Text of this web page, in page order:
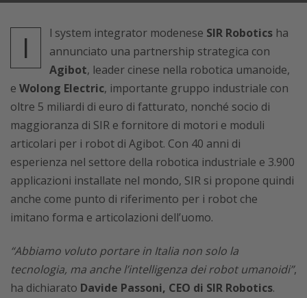
I l system integrator modenese SIR Robotics ha
annunciato una partnership strategica con
Agibot, leader cinese nella robotica umanoide,
e Wolong Electric, importante gruppo industriale con
oltre 5 miliardi di euro di fatturato, nonché socio di
maggioranza di SIR e fornitore di motori e moduli
articolari per i robot di Agibot. Con 40 anni di
esperienza nel settore della robotica industriale e 3.900
applicazioni installate nel mondo, SIR si propone quindi
anche come punto di riferimento per i robot che
imitano forma e articolazioni dell’uomo.
“Abbiamo voluto portare in Italia non solo la
tecnologia, ma anche l’intelligenza dei robot umanoidi”,
ha dichiarato Davide Passoni, CEO di SIR Robotics.